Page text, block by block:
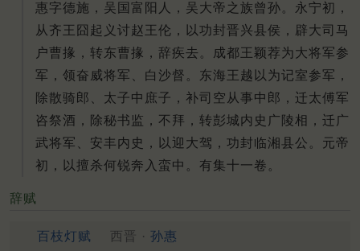
惠字德施，吴国富阳人，吴大帝之族曾孙。永宁初，
从齐王囧起义讨赵王伦，以功封晋兴县侯，辟大司马
户曹掾，转东曹掾，辞疾去。成都王颖荐为大将军参
军，领奋威将军、白沙督。东海王越以为记室参军，
除散骑郎、太子中庶子，补司空从事中郎，迁太傅军
咨祭酒，除秘书监，不拜，转彭城内史广陵相，迁广
武将军、安丰内史，以迎大驾，功封临湘县公。元帝
初，以擅杀何锐奔入蛮中。有集十一卷。
辞赋
百枝灯赋 西晋 · 孙惠